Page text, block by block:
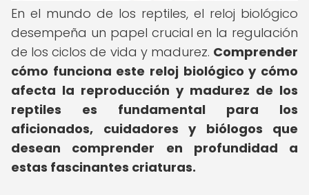
En el mundo de los reptiles, el reloj biológico
desempeña un papel crucial en la regulación
de los ciclos de vida y madurez. Comprender
cómo funciona este reloj biológico y cómo
afecta la reproducción y madurez de los
reptiles es fundamental para los
aficionados, cuidadores y biólogos que
desean comprender en profundidad a
estas fascinantes criaturas.